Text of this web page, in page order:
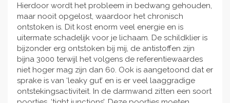
Alvast bedankt!
Hierdoor wordt het probleem in bedwang gehouden,
maar nooit opgelost, waardoor het chronisch
ontstoken is. Dit kost enorm veel energie en is
uitermate schadelijk voor je lichaam. De schildklier is
bijzonder erg ontstoken bij mij, de antistoffen zijn
bijna 3000 terwijl het volgens de referentiewaardes
niet hoger mag zijn dan 60. Ook is aangetoond dat er
sprake is van ‘leaky gut’ en is er veel laaggradige
ontstekingsactiviteit. In de darmwand zitten een soort